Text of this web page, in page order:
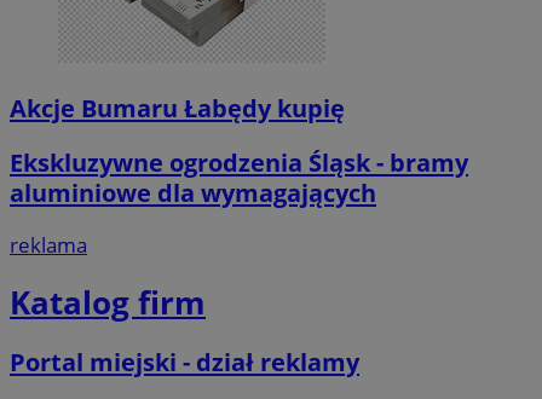
Akcje Bumaru Łabędy kupię
Ekskluzywne ogrodzenia Śląsk - bramy
aluminiowe dla wymagających
reklama
Katalog firm
Portal miejski - dział reklamy